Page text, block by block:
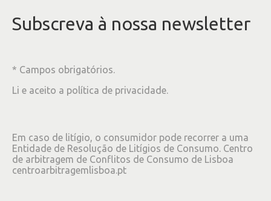
Subscreva à nossa newsletter
* Campos obrigatórios.
Li e aceito a política de privacidade.
Em caso de litígio, o consumidor pode recorrer a uma
Entidade de Resolução de Litígios de Consumo. Centro
de arbitragem de Conflitos de Consumo de Lisboa
centroarbitragemlisboa.pt